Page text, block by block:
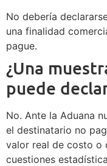
No debería
una finalidad
pague.
¿Una
puede
No. Ante la Aduana
el destinatario no
valor real de costo o
cuestiones